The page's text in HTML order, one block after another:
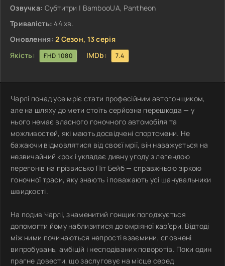
Озвучка: Субтитри | BambooUA, Pantheon
Тривалість: 44 хв.
Оновлення: 2 Сезон, 13 серія
Якість:
FHD 1080 IMDb: 7.4
Чарлі понад усе мріє стати професійним автогонщиком,
але на шляху до мети стоїть серйозна перешкода — у
нього немає власного гоночного автомобіля та
можливостей, які мають досвідчені спортсмени. Не
бажаючи відмовлятися від своєї мрії, він наважується на
незвичайний крок і укладає дивну угоду з легендою
перегонів на прізвисько Піт Бейб — справжньою зіркою
гоночної траси, яку знають і поважають усі шанувальники
швидкості.
На подив Чарлі, знаменитий гонщик погоджується
допомогти йому наблизитися до омріяної кар’єри. Відтоді
між ними починаються непрості взаємини, сповнені
випробувань, амбіцій і несподіваних поворотів. Поки один
прагне довести, що заслуговує на місце серед